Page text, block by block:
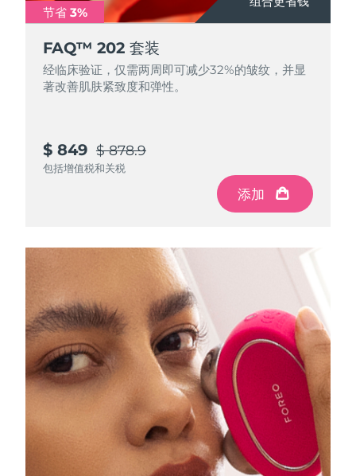
节省 3%
FAQ™ 202 套装
经临床验证，仅需两周即可减少32%的皱纹，并显
著改善肌肤紧致度和弹性。
$ 849 $ 878.9
包括增值税和关税
添加
中国澳门特别行政区
马来西亚
马耳他
摩纳哥
8/10/26
新西兰
挪威 8/10/26
阿曼 预计送达日期8/13/26
菲律宾 预计送达日期8/13/26
波兰 预计送达日期 8/11/26
葡萄牙 预计送达日期 8/10/26
预计送达日期8/12/26